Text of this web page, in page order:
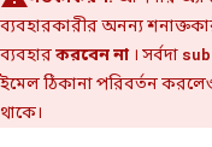
ব্যবহারকারীর অনন্য
ব্যবহারকরবেন না । সর্বদা sub
ইমেল ঠিকানা পরিবর্তন
থাকে।